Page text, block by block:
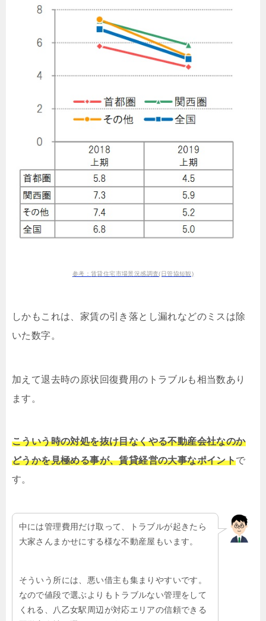
参考：賃貸住宅市場景況感調査(日管協短観)
しかもこれは、家賃の引き落とし漏れなどのミスは除
いた数字。
加えて退去時の原状回復費用のトラブルも相当数あり
ます。
こういう時の対処を抜け目なくやる不動産会社なのか
どうかを見極める事が、賃貸経営の大事なポイントで
す。
中には管理費用だけ取って、トラブルが起きたら
大家さんまかせにする様な不動産屋もいます。
そういう所には、悪い借主も集まりやすいです。
なので値段で選ぶよりもトラブルない管理をして
くれる、八乙女駅周辺が対応エリアの信頼できる